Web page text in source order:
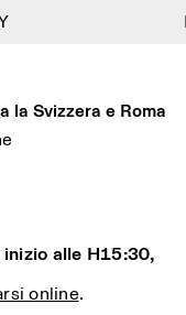
48
pubblico:
Svizzero si trova
metro A fermata
Milano
la Svizzera e Roma
alle H15:30,
online.